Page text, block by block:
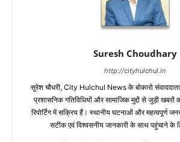
Suresh Choudhary
http://cityhulchul.in
सुरेश चौधरी, City Hulchul News के बोकारो
प्रशासनिक गतिविधियों और सामाजिक मुद्दों से जुड़ी खबरों
रिपोर्टिंग में सक्रिय हैं। स्थानीय घटनाओं और महत्वपूर्ण
सटीक एवं विश्वसनीय जानकारी के साथ पहुंचाने के